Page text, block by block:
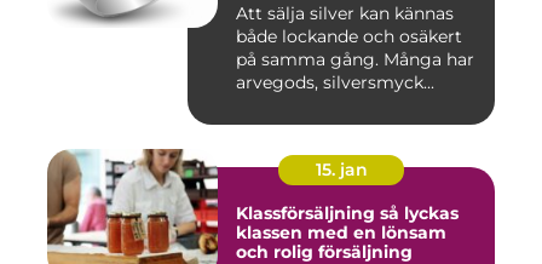
Att sälja silver kan kännas
både lockande och osäkert
på samma gång. Många har
arvegods, silversmyck...
15. jan
Klassförsäljning så lyckas
klassen med en lönsam
och rolig försäljning